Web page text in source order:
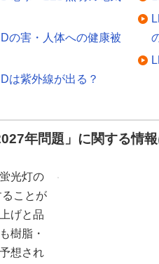
の害・人体への健康被
は紫外線が出る？
年問題」に関する情
光灯の
ことが
げと品
樹脂・
想され